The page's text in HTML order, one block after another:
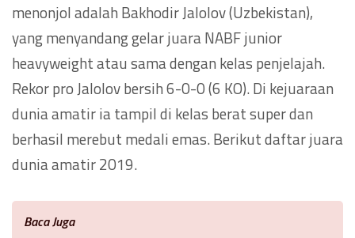
menonjol adalah Bakhodir Jalolov (Uzbekistan),
yang menyandang gelar juara NABF junior
heavyweight atau sama dengan kelas penjelajah.
Rekor pro Jalolov bersih 6-0-0 (6 KO). Di kejuaraan
dunia amatir ia tampil di kelas berat super dan
berhasil merebut medali emas. Berikut daftar juara
dunia amatir 2019.
Baca Juga